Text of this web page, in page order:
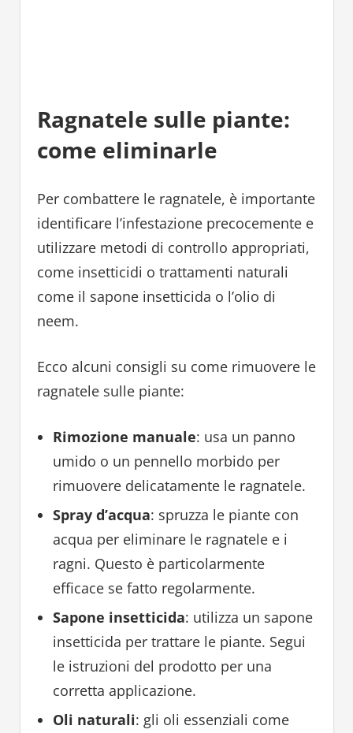
Ragnatele sulle piante:
come eliminarle
Per combattere le ragnatele, è importante
identificare l’infestazione precocemente e
utilizzare metodi di controllo appropriati,
come insetticidi o trattamenti naturali
come il sapone insetticida o l’olio di
neem.
Ecco alcuni consigli su come rimuovere le
ragnatele sulle piante:
Rimozione manuale: usa un panno
umido o un pennello morbido per
rimuovere delicatamente le ragnatele.
Spray d’acqua: spruzza le piante con
acqua per eliminare le ragnatele e i
ragni. Questo è particolarmente
efficace se fatto regolarmente.
Sapone insetticida: utilizza un sapone
insetticida per trattare le piante. Segui
le istruzioni del prodotto per una
corretta applicazione.
Oli naturali: gli oli essenziali come